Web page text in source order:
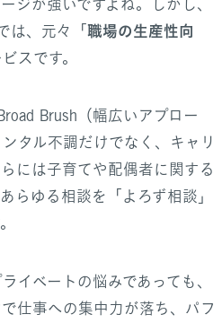
ジが強いですよね。しかし、
は、元々「職場の生産性向
スです。
Brush（幅広いアプロー
タル不調だけでなく、キャリ
には子育てや配偶者に関する
らゆる相談を「よろず相談」
イベートの悩みであっても、
仕事への集中力が落ち、パフ